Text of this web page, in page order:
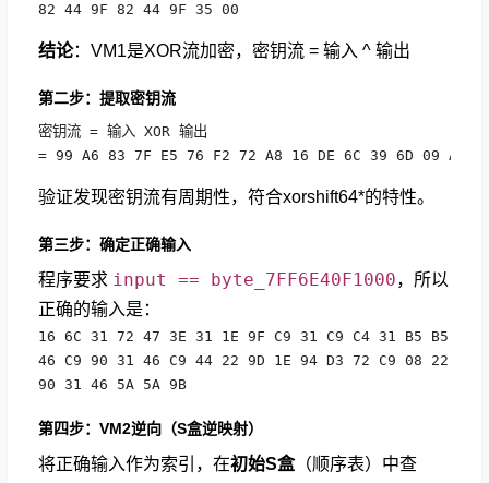
82 44 9F 82 44 9F 35 00
结论：VM1是XOR流加密，密钥流 = 输入 ^ 输出
第二步：提取密钥流
密钥流 = 输入 XOR 输出
= 99 A6 83 7F E5 76 F2 72 A8 16 DE 6C 39 6D 09 A3
验证发现密钥流有周期性，符合xorshift64*的特性。
第三步：确定正确输入
程序要求 input == byte_7FF6E40F1000，所以
正确的输入是：
16 6C 31 72 47 3E 31 1E 9F C9 31 C9 C4 31 B5 B5
46 C9 90 31 46 C9 44 22 9D 1E 94 D3 72 C9 08 22
90 31 46 5A 5A 9B
第四步：VM2逆向（S盒逆映射）
将正确输入作为索引，在初始S盒（顺序表）中查